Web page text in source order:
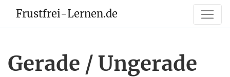
Frustfrei-Lernen.de
Gerade / Ungerade